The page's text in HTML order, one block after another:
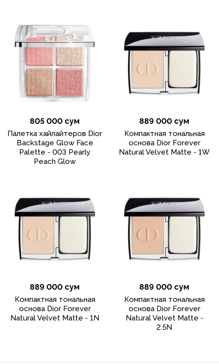
805 000 сум
Палетка хайлайтеров Dior
Backstage Glow Face
Palette - 003 Pearly
Peach Glow
889 000 сум
Компактная тональная
основа Dior Forever
Natural Velvet Matte - 1W
889 000 сум
Компактная тональная
основа Dior Forever
Natural Velvet Matte - 1N
889 000 сум
Компактная тональная
основа Dior Forever
Natural Velvet Matte -
2.5N